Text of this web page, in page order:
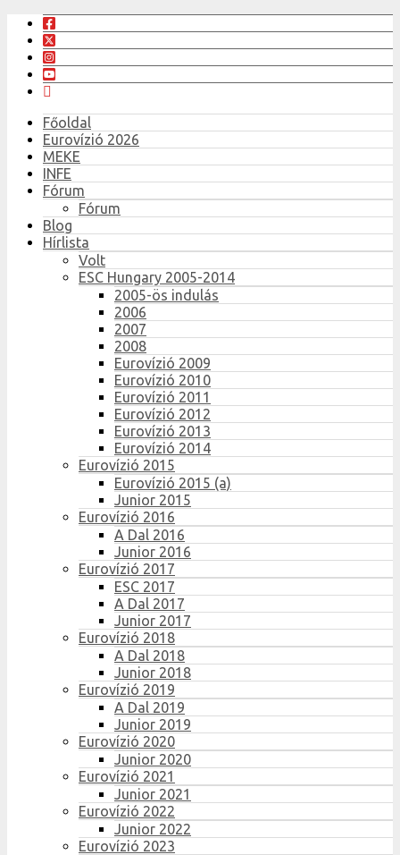
Főoldal
Eurovízió 2026
MEKE
INFE
Fórum
Fórum
Blog
Hírlista
Volt
ESC Hungary 2005-2014
2005-ös indulás
2006
2007
2008
Eurovízió 2009
Eurovízió 2010
Eurovízió 2011
Eurovízió 2012
Eurovízió 2013
Eurovízió 2014
Eurovízió 2015
Eurovízió 2015 (a)
Junior 2015
Eurovízió 2016
A Dal 2016
Junior 2016
Eurovízió 2017
ESC 2017
A Dal 2017
Junior 2017
Eurovízió 2018
A Dal 2018
Junior 2018
Eurovízió 2019
A Dal 2019
Junior 2019
Eurovízió 2020
Junior 2020
Eurovízió 2021
Junior 2021
Eurovízió 2022
Junior 2022
Eurovízió 2023